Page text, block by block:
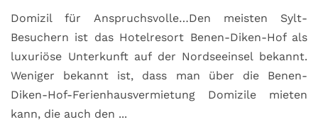
Domizil für Anspruchsvolle…Den meisten Sylt-
Besuchern ist das Hotelresort Benen-Diken-Hof als
luxuriöse Unterkunft auf der Nordseeinsel bekannt.
Weniger bekannt ist, dass man über die Benen-
Diken-Hof-Ferienhausvermietung Domizile mieten
kann, die auch den ...